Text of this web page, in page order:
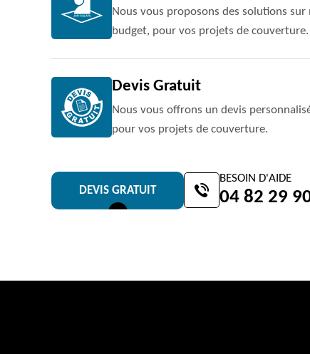
Nous vous proposons des solutions
budget, pour vos projets de couverture.
Devis Gratuit
Nous vous offrons un devis
pour vos projets de couverture.
DEVIS GRATUIT
BESOIN D'AIDE
04 82 29